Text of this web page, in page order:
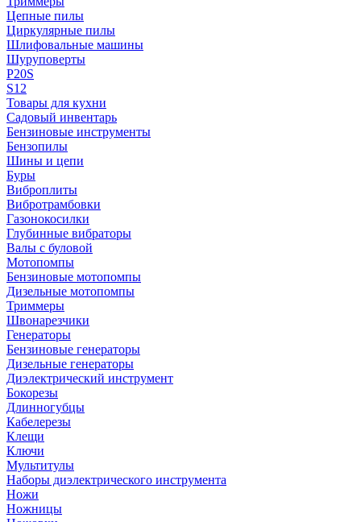
Цепные пилы
Циркулярные пилы
Шлифовальные машины
Шуруповерты
P20S
S12
Товары для кухни
Садовый инвентарь
Бензиновые инструменты
Бензопилы
Шины и цепи
Буры
Виброплиты
Вибротрамбовки
Газонокосилки
Глубинные вибраторы
Валы с буловой
Мотопомпы
Бензиновые мотопомпы
Дизельные мотопомпы
Триммеры
Швонарезчики
Генераторы
Бензиновые генераторы
Дизельные генераторы
Диэлектрический инструмент
Бокорезы
Длинногубцы
Кабелерезы
Клещи
Ключи
Мультитулы
Наборы диэлектрического инструмента
Ножи
Ножницы